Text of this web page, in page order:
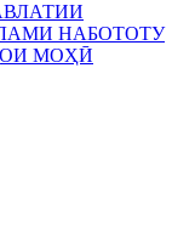
НАБОТОТУ
МОҲӢ